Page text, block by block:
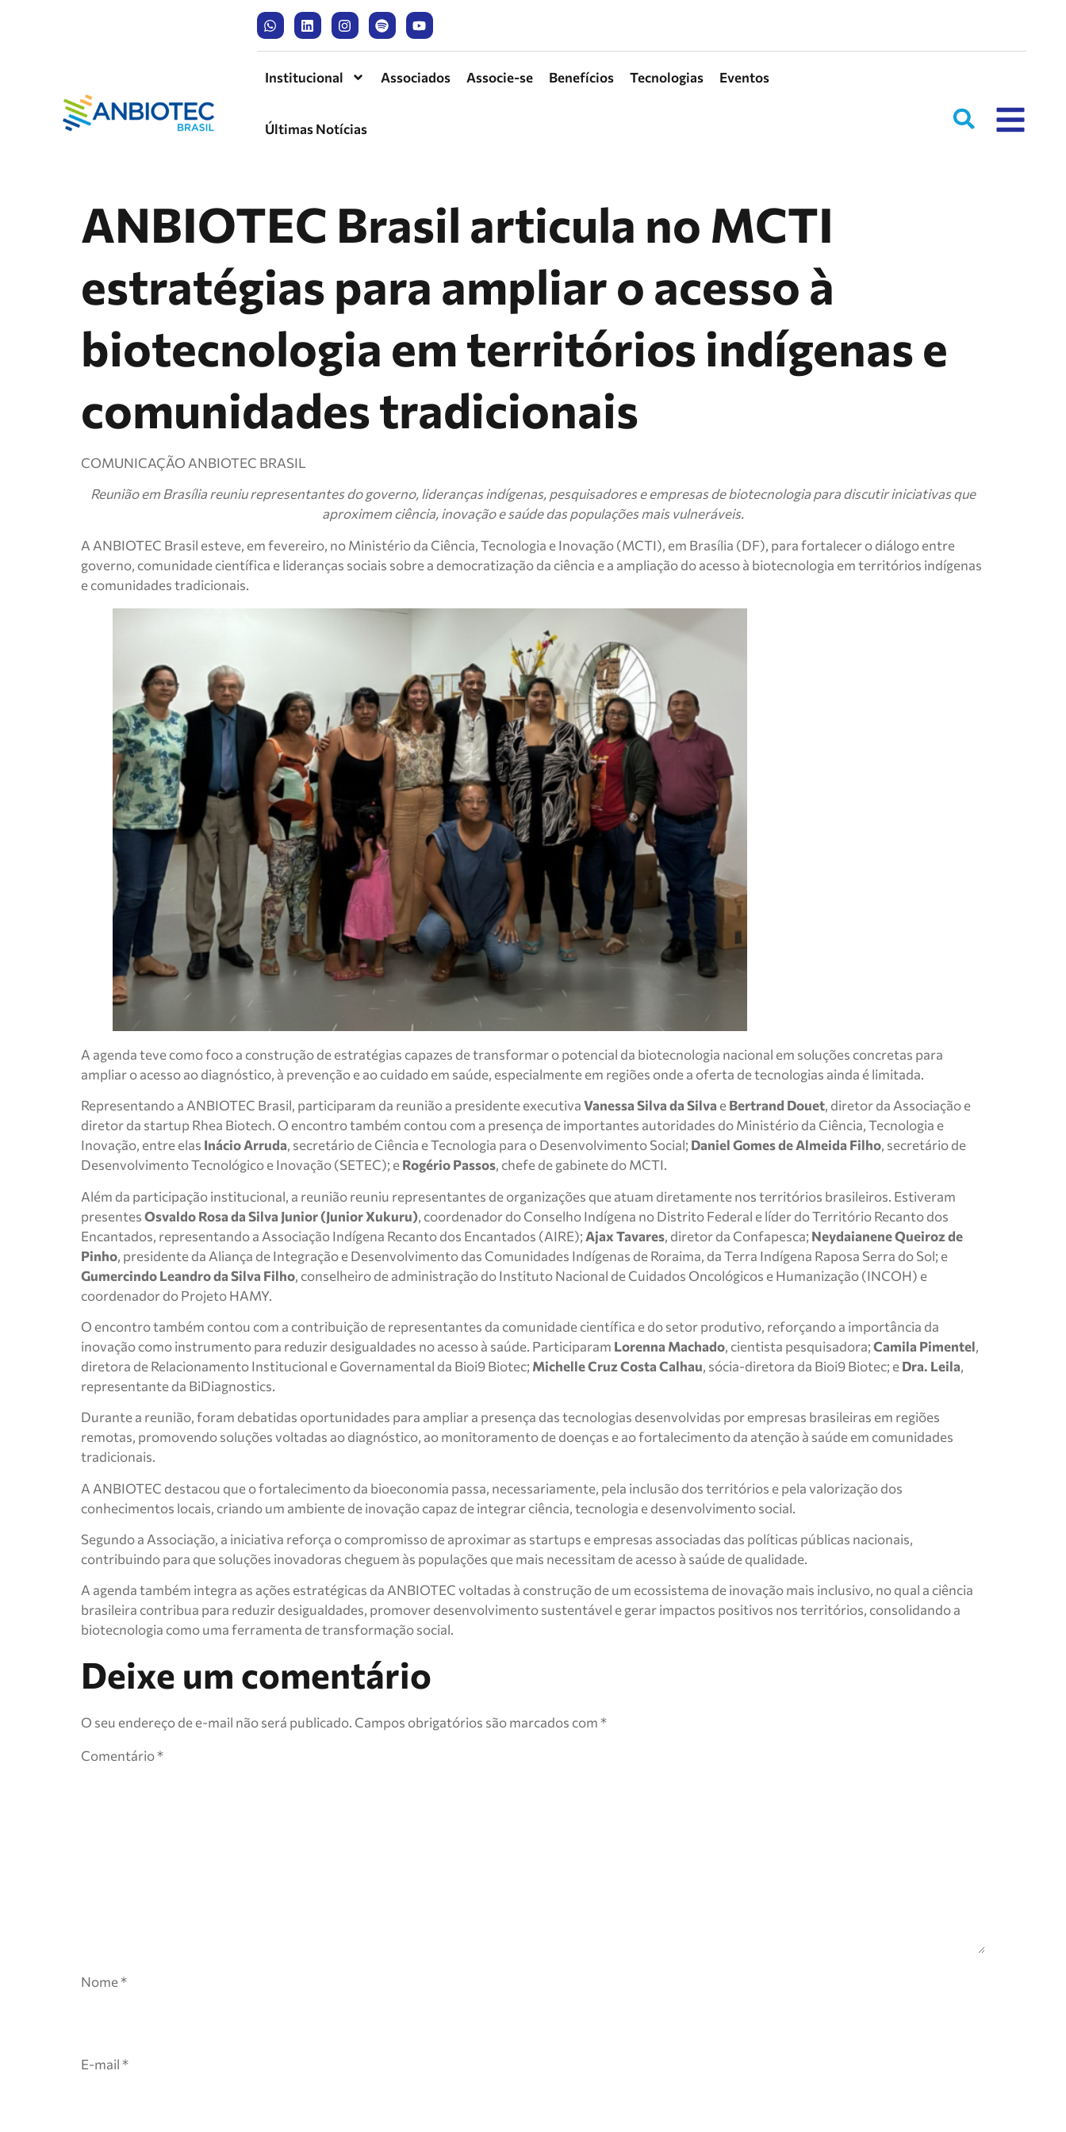
Institucional Associados Associe-se Benefícios Tecnologias Eventos
Últimas Notícias
ANBIOTEC Brasil articula no MCTI
estratégias para ampliar o acesso à
biotecnologia em territórios indígenas e
comunidades tradicionais
COMUNICAÇÃO ANBIOTEC BRASIL
Reunião em Brasília reuniu representantes do governo, lideranças indígenas, pesquisadores e empresas de biotecnologia para discutir iniciativas que
aproximem ciência, inovação e saúde das populações mais vulneráveis.
A ANBIOTEC Brasil esteve, em fevereiro, no Ministério da Ciência, Tecnologia e Inovação (MCTI), em Brasília (DF), para fortalecer o diálogo entre
governo, comunidade científica e lideranças sociais sobre a democratização da ciência e a ampliação do acesso à biotecnologia em territórios indígenas
e comunidades tradicionais.
A agenda teve como foco a construção de estratégias capazes de transformar o potencial da biotecnologia nacional em soluções concretas para
ampliar o acesso ao diagnóstico, à prevenção e ao cuidado em saúde, especialmente em regiões onde a oferta de tecnologias ainda é limitada.
Representando a ANBIOTEC Brasil, participaram da reunião a presidente executivaVanessa Silva da Silva eBertrand Douet, diretor da Associação e
diretor da startup Rhea Biotech. O encontro também contou com a presença de importantes autoridades do Ministério da Ciência, Tecnologia e
Inovação, entre elas Inácio Arruda, secretário de Ciência e Tecnologia para o Desenvolvimento Social; Daniel Gomes de Almeida Filho, secretário de
Desenvolvimento Tecnológico e Inovação (SETEC); eRogério Passos, chefe de gabinete do MCTI.
Além da participação institucional, a reunião reuniu representantes de organizações que atuam diretamente nos territórios brasileiros. Estiveram
presentesOsvaldo Rosa da Silva Junior (Junior Xukuru), coordenador do Conselho Indígena no Distrito Federal e líder do Território Recanto dos
Encantados, representando a Associação Indígena Recanto dos Encantados (AIRE); Ajax Tavares, diretor da Confapesca; Neydaianene Queiroz de
Pinho, presidente da Aliança de Integração e Desenvolvimento das Comunidades Indígenas de Roraima, da Terra Indígena Raposa Serra do Sol; e
Gumercindo Leandro da Silva Filho, conselheiro de administração do Instituto Nacional de Cuidados Oncológicos e Humanização (INCOH) e
coordenador do Projeto HAMY.
O encontro também contou com a contribuição de representantes da comunidade científica e do setor produtivo, reforçando a importância da
inovação como instrumento para reduzir desigualdades no acesso à saúde. Participaram Lorenna Machado, cientista pesquisadora;Camila Pimentel,
diretora de Relacionamento Institucional e Governamental da Bioi9 Biotec; Michelle Cruz Costa Calhau, sócia-diretora da Bioi9 Biotec; eDra. Leila,
representante da BiDiagnostics.
Durante a reunião, foram debatidas oportunidades para ampliar a presença das tecnologias desenvolvidas por empresas brasileiras em regiões
remotas, promovendo soluções voltadas ao diagnóstico, ao monitoramento de doenças e ao fortalecimento da atenção à saúde em comunidades
tradicionais.
A ANBIOTEC destacou que o fortalecimento da bioeconomia passa, necessariamente, pela inclusão dos territórios e pela valorização dos
conhecimentos locais, criando um ambiente de inovação capaz de integrar ciência, tecnologia e desenvolvimento social.
Segundo a Associação, a iniciativa reforça o compromisso de aproximar as startups e empresas associadas das políticas públicas nacionais,
contribuindo para que soluções inovadoras cheguem às populações que mais necessitam de acesso à saúde de qualidade.
A agenda também integra as ações estratégicas da ANBIOTEC voltadas à construção de um ecossistema de inovação mais inclusivo, no qual a ciência
brasileira contribua para reduzir desigualdades, promover desenvolvimento sustentável e gerar impactos positivos nos territórios, consolidando a
biotecnologia como uma ferramenta de transformação social.
Deixe um comentário
O seu endereço de e-mail não será publicado. Campos obrigatórios são marcados com*
Comentário*
Nome*
E-mail*